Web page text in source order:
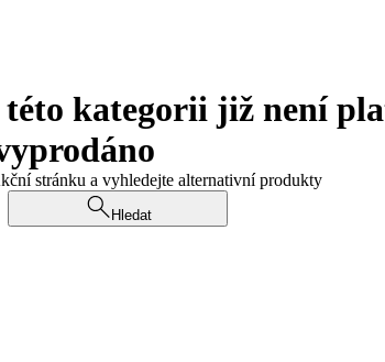
kategorii již není
stránku a vyhledejte alternativní produkty
Hledat